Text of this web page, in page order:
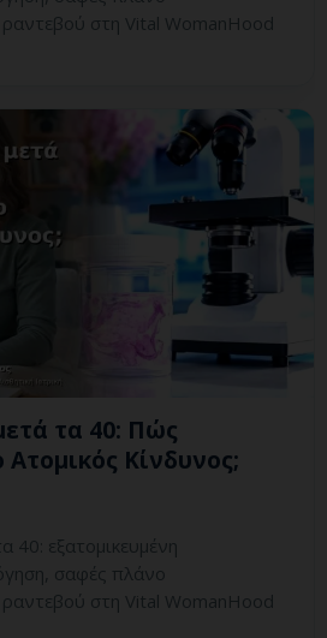
στη Vital WomanHood
τα 40: Πώς
Ατομικός Κίνδυνος;
40: εξατομικευμένη
σαφές πλάνο
στη Vital WomanHood